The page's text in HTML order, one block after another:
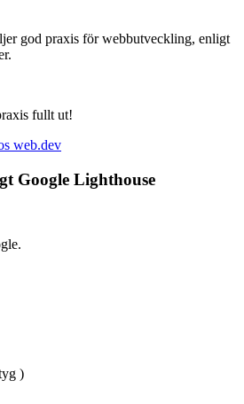
god praxis för webbutveckling, enligt
fullt ut!
web.dev
Google Lighthouse
)